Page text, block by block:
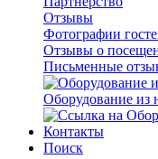
Отзывы
Фотографии
Отзывы о
Письменные
Оборудование из
Контакты
Поиск